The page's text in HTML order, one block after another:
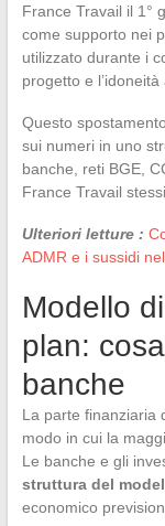
France Travail il 1°
come supporto nei
utilizzato durante i
progetto e
Questo
sui numeri in uno
banche, reti BGE,
France Travail stessi.
Ulteriori letture :
ADMR e i sussidi
Modello
plan:
banche
La parte finanziaria
modo in cui la
Le banche e gli
struttura del
economico